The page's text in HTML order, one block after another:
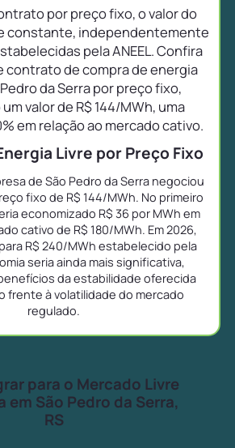
por preço fixo, o valor do
constante, independentemente
pela ANEEL. Confira
contrato de compra de energia
da Serra por preço fixo,
valor de R$ 144/MWh, uma
em relação ao mercado cativo.
Livre por Preço Fixo
de São Pedro da Serra negociou
fixo de R$ 144/MWh. No primeiro
economizado R$ 36 por MWh em
cativo de R$ 180/MWh. Em 2026,
R$ 240/MWh estabelecido pela
seria ainda mais significativa,
da estabilidade oferecida
frente à volatilidade do mercado
regulado.
para o Mercado Livre
em São Pedro da Serra,
RS